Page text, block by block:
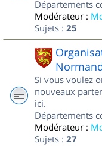
Départements
Modérateur :
Sujets : 25
Si vous voulez
nouveaux
ici.
Départements
Modérateur :
Sujets : 27